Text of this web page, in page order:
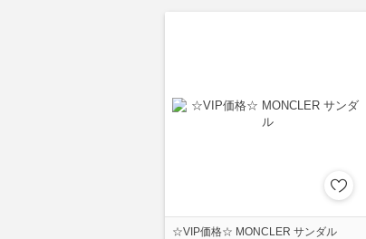
☆VIP価格☆ MONCLER サンダル